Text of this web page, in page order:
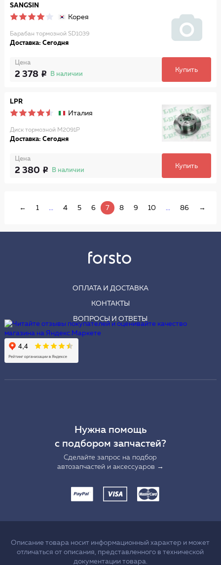
SANGSIN
Корея
Барабан тормозной SD1039
Доставка: Сегодня
Цена
2 378 В наличии
Купить
LPR
Италия
Диск тормозной M2091P
Доставка: Сегодня
Цена
2 380 В наличии
Купить
← 1 ... 4 5 6 7 8 9 10 ... 86 →
ОПЛАТА И ДОСТАВКА
КОНТАКТЫ
ВОПРОСЫ И ОТВЕТЫ
Нужна помощь
с подбором запчастей?
Сделайте запрос на подбор
автозапчастей и аксессуаров →
Описание товара носит информационный характер и может
отличаться от описания, представленного в технической
документации товара.